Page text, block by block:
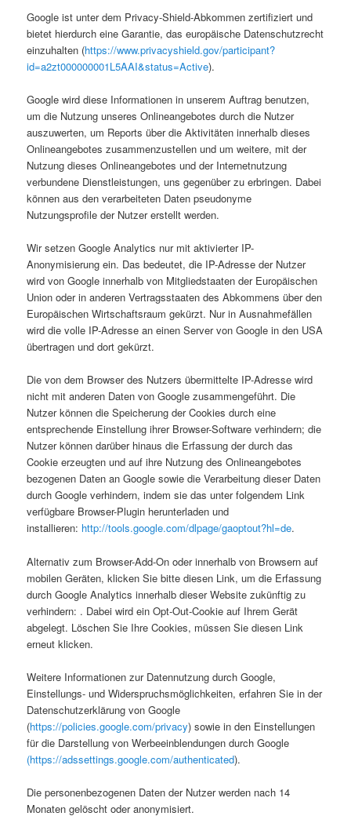
Google ist unter dem Privacy-Shield-Abkommen zertifiziert und
bietet hierdurch eine Garantie, das europäische Datenschutzrecht
einzuhalten (https://www.privacyshield.gov/participant?
id=a2zt000000001L5AAI&status=Active).
Google wird diese Informationen in unserem Auftrag benutzen,
um die Nutzung unseres Onlineangebotes durch die Nutzer
auszuwerten, um Reports über die Aktivitäten innerhalb dieses
Onlineangebotes zusammenzustellen und um weitere, mit der
Nutzung dieses Onlineangebotes und der Internetnutzung
verbundene Dienstleistungen, uns gegenüber zu erbringen. Dabei
können aus den verarbeiteten Daten pseudonyme
Nutzungsprofile der Nutzer erstellt werden.
Wir setzen Google Analytics nur mit aktivierter IP-
Anonymisierung ein. Das bedeutet, die IP-Adresse der Nutzer
wird von Google innerhalb von Mitgliedstaaten der Europäischen
Union oder in anderen Vertragsstaaten des Abkommens über den
Europäischen Wirtschaftsraum gekürzt. Nur in Ausnahmefällen
wird die volle IP-Adresse an einen Server von Google in den USA
übertragen und dort gekürzt.
Die von dem Browser des Nutzers übermittelte IP-Adresse wird
nicht mit anderen Daten von Google zusammengeführt. Die
Nutzer können die Speicherung der Cookies durch eine
entsprechende Einstellung ihrer Browser-Software verhindern; die
Nutzer können darüber hinaus die Erfassung der durch das
Cookie erzeugten und auf ihre Nutzung des Onlineangebotes
bezogenen Daten an Google sowie die Verarbeitung dieser Daten
durch Google verhindern, indem sie das unter folgendem Link
verfügbare Browser-Plugin herunterladen und
installieren: http://tools.google.com/dlpage/gaoptout?hl=de.
Alternativ zum Browser-Add-On oder innerhalb von Browsern auf
mobilen Geräten, klicken Sie bitte diesen Link, um die Erfassung
durch Google Analytics innerhalb dieser Website zukünftig zu
verhindern: . Dabei wird ein Opt-Out-Cookie auf Ihrem Gerät
abgelegt. Löschen Sie Ihre Cookies, müssen Sie diesen Link
erneut klicken.
Weitere Informationen zur Datennutzung durch Google,
Einstellungs- und Widerspruchsmöglichkeiten, erfahren Sie in der
Datenschutzerklärung von Google
(https://policies.google.com/privacy) sowie in den Einstellungen
für die Darstellung von Werbeeinblendungen durch Google
(https://adssettings.google.com/authenticated).
Die personenbezogenen Daten der Nutzer werden nach 14
Monaten gelöscht oder anonymisiert.